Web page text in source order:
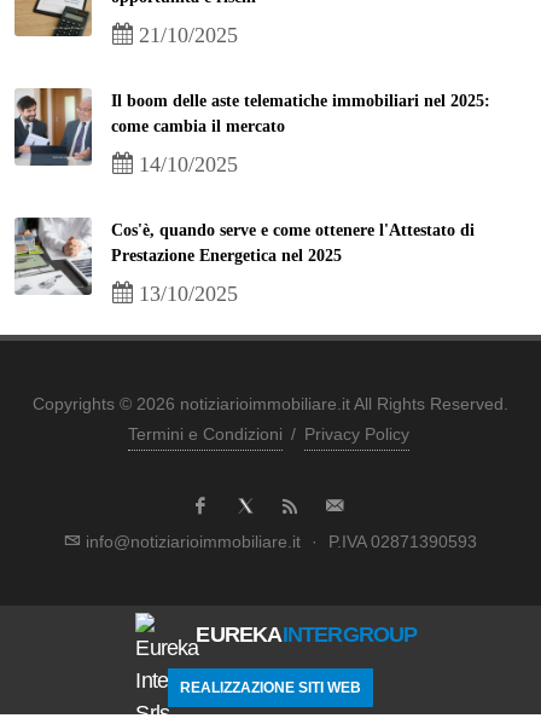
21/10/2025
Il boom delle aste telematiche immobiliari nel 2025:
come cambia il mercato
14/10/2025
Cos'è, quando serve e come ottenere l'Attestato di
Prestazione Energetica nel 2025
13/10/2025
Copyrights © 2026 notiziarioimmobiliare.it All Rights Reserved.
Termini e Condizioni / Privacy Policy
info@notiziarioimmobiliare.it · P.IVA 02871390593
EUREKAINTERGROUP
REALIZZAZIONE SITI WEB